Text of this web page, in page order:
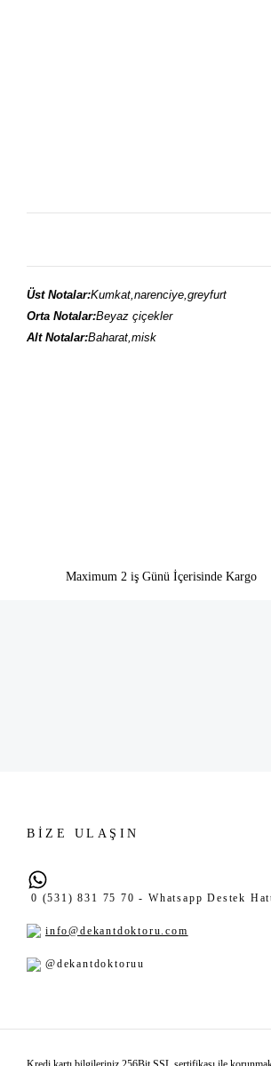
Üst Notalar:Kumkat,narenciye,greyfurt
Orta Notalar:Beyaz çiçekler
Alt Notalar:Baharat,misk
Maximum 2 iş Günü İçerisinde Kargo
BİZE ULAŞIN
0 (531) 831 75 70 - Whatsapp Destek
info@dekantdoktoru.com
@dekantdoktoruu